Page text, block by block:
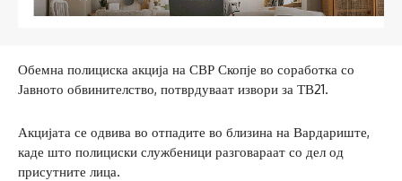
Обемна полициска акција на СВР Скопје во соработка со
Јавното обвинителство, потврдуваат извори за ТВ21.
Акцијата се одвива во отпадите во близина на Вардариште,
каде што полициски службеници разговараат со дел од
присутните лица.